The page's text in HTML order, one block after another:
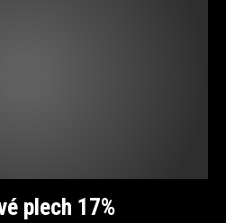
plech 17%